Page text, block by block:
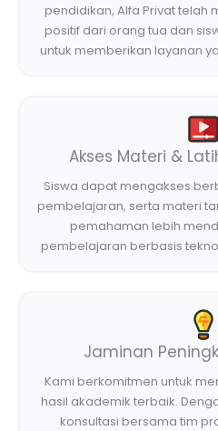
pendidikan, Alfa Privat telah
positif dari orang tua dan
untuk memberikan layanan
Akses Materi &
Siswa dapat mengakses
pembelajaran, serta materi
pemahaman lebih
pembelajaran berbasis
Jaminan
Kami berkomitmen untuk
hasil akademik terbaik.
konsultasi bersama tim